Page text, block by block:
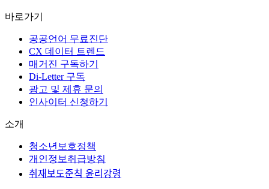
바로가기
공공언어 무료진단
CX 데이터 트렌드
매거진 구독하기
Di-Letter 구독
광고 및 제휴 문의
인사이터 신청하기
소개
청소년보호정책
개인정보취급방침
취재보도준칙 윤리강령